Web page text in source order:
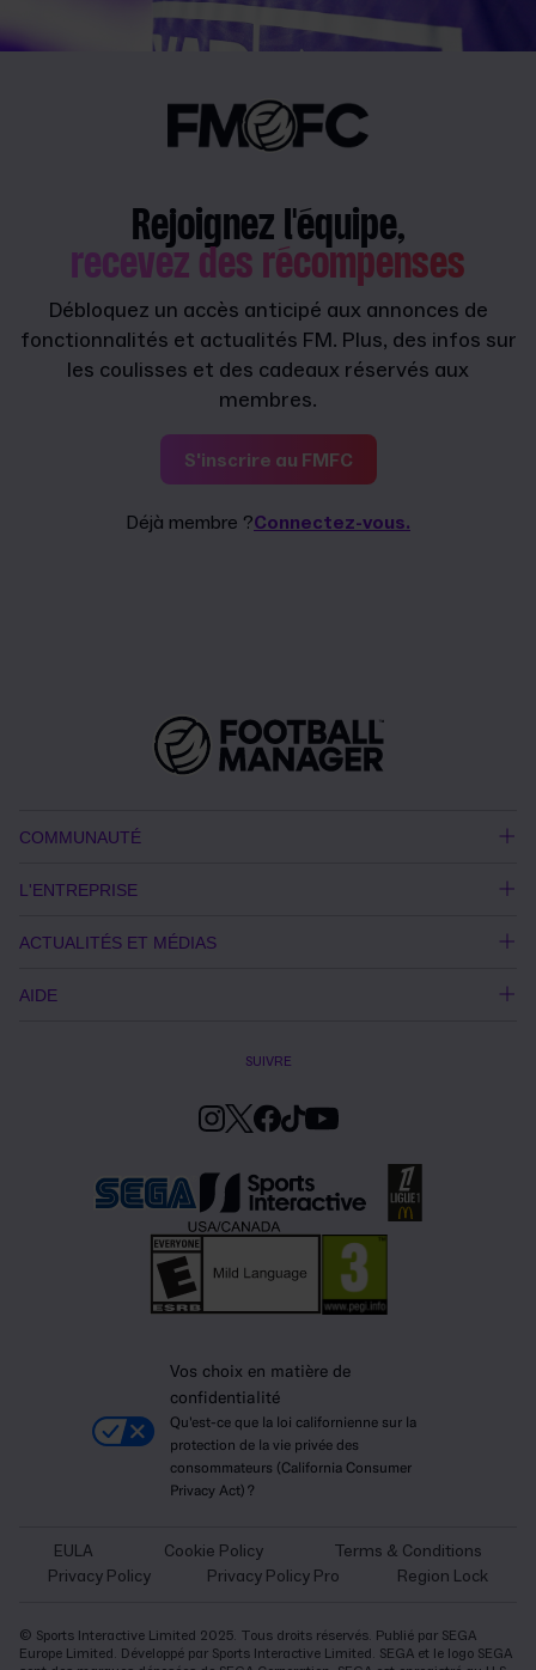
Rejoignez l'équipe,
recevez des récompenses
Débloquez un accès anticipé aux annonces de
fonctionnalités et actualités FM. Plus, des infos sur
les coulisses et des cadeaux réservés aux
membres.
S'inscrire au FMFC
Déjà membre ?Connectez-vous.
COMMUNAUTÉ
L'ENTREPRISE
ACTUALITÉS ET MÉDIAS
AIDE
SUIVRE
Vos choix en matière de
confidentialité
Qu'est-ce que la loi californienne sur la
protection de la vie privée des
consommateurs (California Consumer
Privacy Act) ?
EULA Cookie Policy
Terms & Conditions
Privacy Policy
Privacy Policy Pro Region Lock
© Sports Interactive Limited 2025. Tous droits réservés. Publié par SEGA
Europe Limited. Développé par Sports Interactive Limited. SEGA et le logo SEGA